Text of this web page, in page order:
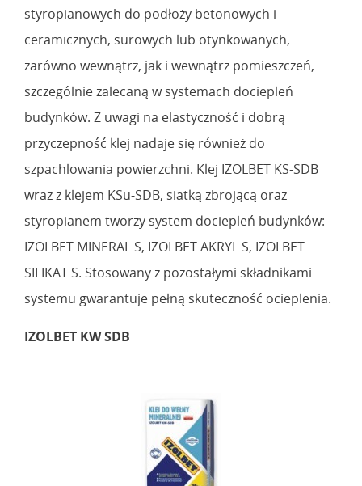
styropianowych do podłoży betonowych i
ceramicznych, surowych lub otynkowanych,
zarówno wewnątrz, jak i wewnątrz pomieszczeń,
szczególnie zalecaną w systemach dociepleń
budynków. Z uwagi na elastyczność i dobrą
przyczepność klej nadaje się również do
szpachlowania powierzchni. Klej IZOLBET KS-SDB
wraz z klejem KSu-SDB, siatką zbrojącą oraz
styropianem tworzy system dociepleń budynków:
IZOLBET MINERAL S, IZOLBET AKRYL S, IZOLBET
SILIKAT S. Stosowany z pozostałymi składnikami
systemu gwarantuje pełną skuteczność ocieplenia.
IZOLBET KW SDB